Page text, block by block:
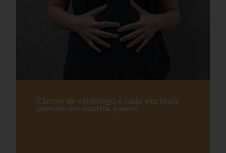
Câncer de estômago é cada vez mais
comum em adultos jovens